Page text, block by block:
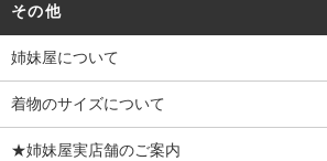
その他
姉妹屋について
着物のサイズについて
★姉妹屋実店舗のご案内